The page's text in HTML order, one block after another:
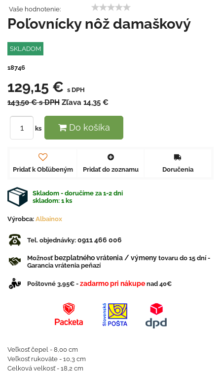
Vaše hodnotenie:
Poľovnícky nôž damaškový
SKLADOM
18746
129,15 € s DPH
143,50 € s DPH Zľava 14,35 €
ks Do košíka
Pridať k Obľúbeným Pridať do zoznamu Doručenia
Skladom - doručíme za 1-2 dni
skladom: 1 ks
Výrobca: Albainox
Tel. objednávky: 0911 466 006
Možnosťbezplatného vrátenia / výmeny tovaru do 15 dní -
Garancia vrátenia peňazí
Poštovné 3,95€ - zadarmo pri nákupe nad 40€
Veľkosť čepel - 8,00 cm
Veľkosť rukoväte - 10,3 cm
Celková velkosť - 18,2 cm